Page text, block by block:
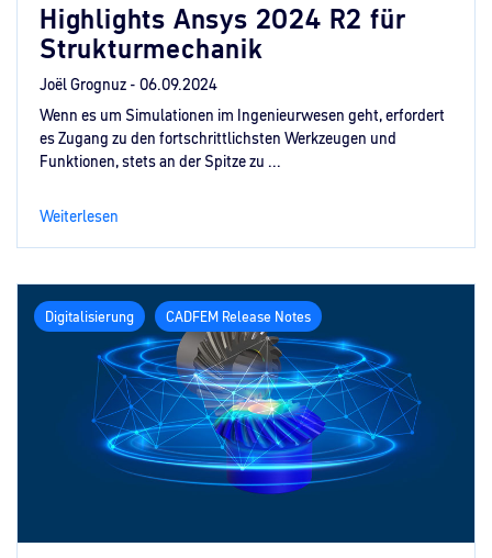
Highlights Ansys 2024 R2 für
Strukturmechanik
Joël Grognuz - 06.09.2024
Wenn es um Simulationen im Ingenieurwesen geht, erfordert
es Zugang zu den fortschrittlichsten Werkzeugen und
Funktionen, stets an der Spitze zu ...
Weiterlesen
Digitalisierung CADFEM Release Notes